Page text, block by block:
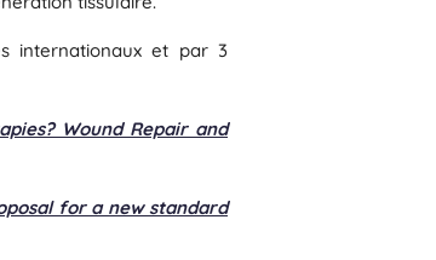
internationaux et par 3
Wound Repair and
for a new standard